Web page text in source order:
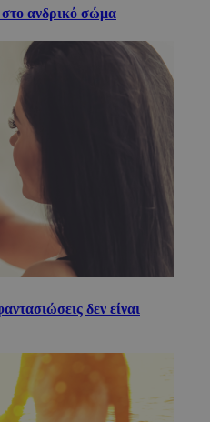
στο ανδρικό σώμα
δεν είναι